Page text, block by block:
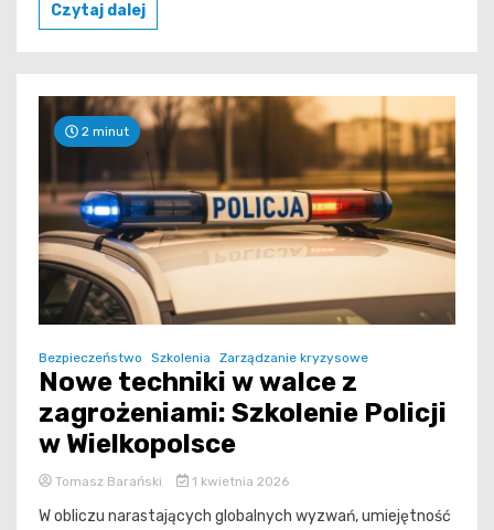
Czytaj dalej
2 minut
Bezpieczeństwo Szkolenia Zarządzanie kryzysowe
Nowe techniki w walce z
zagrożeniami: Szkolenie Policji
w Wielkopolsce
Tomasz Barański 1 kwietnia 2026
W obliczu narastających globalnych wyzwań, umiejętność